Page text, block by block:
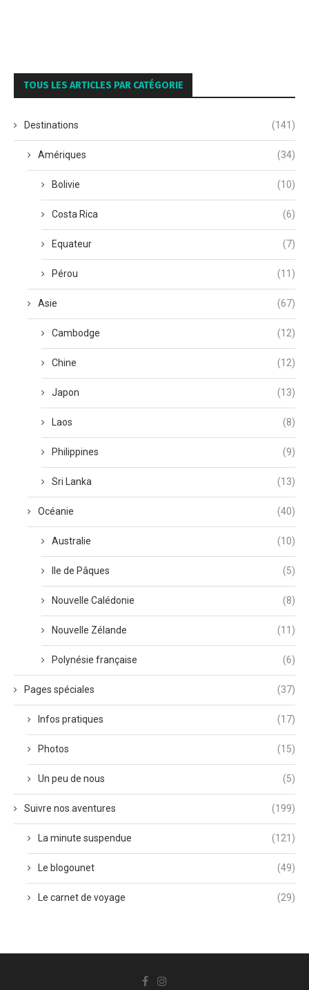
TOUS LES ARTICLES PAR CATÉGORIE
Destinations (141)
Amériques (34)
Bolivie (10)
Costa Rica (6)
Equateur (7)
Pérou (11)
Asie (67)
Cambodge (12)
Chine (12)
Japon (13)
Laos (8)
Philippines (9)
Sri Lanka (13)
Océanie (40)
Australie (10)
Ile de Pâques (5)
Nouvelle Calédonie (8)
Nouvelle Zélande (11)
Polynésie française (6)
Pages spéciales (37)
Infos pratiques (17)
Photos (15)
Un peu de nous (5)
Suivre nos aventures (199)
La minute suspendue (121)
Le blogounet (49)
Le carnet de voyage (29)